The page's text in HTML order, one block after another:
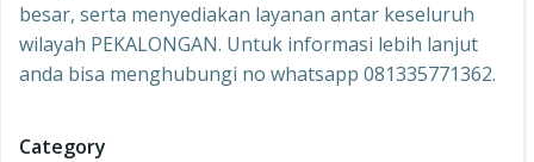
besar, serta menyediakan layanan antar keseluruh
wilayah PEKALONGAN. Untuk informasi lebih lanjut
anda bisa menghubungi no whatsapp 081335771362.
Category